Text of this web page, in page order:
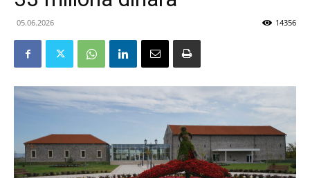
05.06.2026 14356